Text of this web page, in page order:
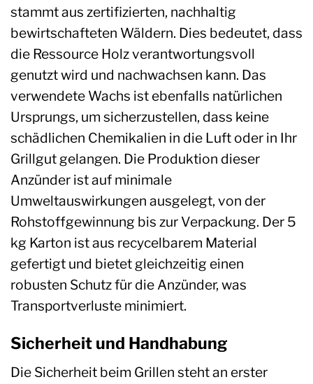
stammt aus zertifizierten, nachhaltig
bewirtschafteten Wäldern. Dies bedeutet, dass
die Ressource Holz verantwortungsvoll
genutzt wird und nachwachsen kann. Das
verwendete Wachs ist ebenfalls natürlichen
Ursprungs, um sicherzustellen, dass keine
schädlichen Chemikalien in die Luft oder in Ihr
Grillgut gelangen. Die Produktion dieser
Anzünder ist auf minimale
Umweltauswirkungen ausgelegt, von der
Rohstoffgewinnung bis zur Verpackung. Der 5
kg Karton ist aus recycelbarem Material
gefertigt und bietet gleichzeitig einen
robusten Schutz für die Anzünder, was
Transportverluste minimiert.
Sicherheit und Handhabung
Die Sicherheit beim Grillen steht an erster